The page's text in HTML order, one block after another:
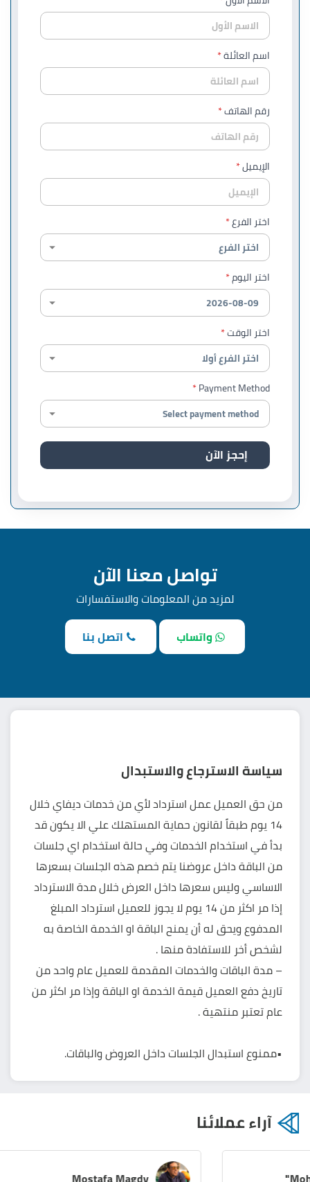
اسم العائلة
رقم الهاتف
الإيميل
اختر الفرع
اختر اليوم
اختر الوقت
Payment Method
إحجز الآن
تواصل معنا الآن
لمزيد من المعلومات والاستفسارات
واتساب
اتصل بنا
سياسة الاسترجاع والاستبدال
من حق العميل عمل استرداد لأي من خدمات ديفاي خلال
14 يوم طبقاً لقانون حماية المستهلك علي الا يكون قد
بدأ في استخدام الخدمات وفي حالة استخدام اي جلسات
من الباقة داخل عروضنا يتم خصم هذه الجلسات بسعرها
الاساسي وليس سعرها داخل العرض خلال مدة الاسترداد
إذا مر اكثر من 14 يوم لا يجوز للعميل استرداد المبلغ
المدفوع ويحق له أن يمنح الباقة او الخدمة الخاصة به
لشخص أخر للاستفادة منها .
– مدة الباقات والخدمات المقدمة للعميل عام واحد من
تاريخ دفع العميل قيمة الخدمة او الباقة وإذا مر اكثر من
عام تعتبر منتهية .
•ممنوع استبدال الجلسات داخل العروض والباقات.
آراء عملائنا